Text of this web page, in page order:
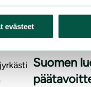
evästeet
70
UUTISET
Suomen